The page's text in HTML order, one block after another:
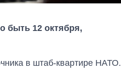
быть 12 октября,
в штаб-квартире НАТО.